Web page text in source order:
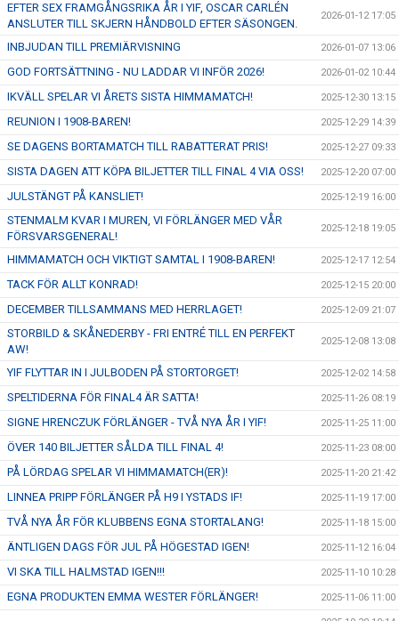
EFTER SEX FRAMGÅNGSRIKA ÅR I YIF, OSCAR CARLÉN
ANSLUTER TILL SKJERN HÅNDBOLD EFTER SÄSONGEN.
2026-01-12 17:05
INBJUDAN TILL PREMIÄRVISNING 2026-01-07 13:06
GOD FORTSÄTTNING - NU LADDAR VI INFÖR 2026! 2026-01-02 10:44
IKVÄLL SPELAR VI ÅRETS SISTA HIMMAMATCH! 2025-12-30 13:15
REUNION I 1908-BAREN! 2025-12-29 14:39
SE DAGENS BORTAMATCH TILL RABATTERAT PRIS! 2025-12-27 09:33
SISTA DAGEN ATT KÖPA BILJETTER TILL FINAL 4 VIA OSS! 2025-12-20 07:00
JULSTÄNGT PÅ KANSLIET! 2025-12-19 16:00
STENMALM KVAR I MUREN, VI FÖRLÄNGER MED VÅR
FÖRSVARSGENERAL!
2025-12-18 19:05
HIMMAMATCH OCH VIKTIGT SAMTAL I 1908-BAREN! 2025-12-17 12:54
TACK FÖR ALLT KONRAD! 2025-12-15 20:00
DECEMBER TILLSAMMANS MED HERRLAGET! 2025-12-09 21:07
STORBILD & SKÅNEDERBY - FRI ENTRÉ TILL EN PERFEKT
AW!
2025-12-08 13:08
YIF FLYTTAR IN I JULBODEN PÅ STORTORGET! 2025-12-02 14:58
SPELTIDERNA FÖR FINAL4 ÄR SATTA! 2025-11-26 08:19
SIGNE HRENCZUK FÖRLÄNGER - TVÅ NYA ÅR I YIF! 2025-11-25 11:00
ÖVER 140 BILJETTER SÅLDA TILL FINAL 4! 2025-11-23 08:00
PÅ LÖRDAG SPELAR VI HIMMAMATCH(ER)! 2025-11-20 21:42
LINNEA PRIPP FÖRLÄNGER PÅ H9 I YSTADS IF! 2025-11-19 17:00
TVÅ NYA ÅR FÖR KLUBBENS EGNA STORTALANG! 2025-11-18 15:00
ÄNTLIGEN DAGS FÖR JUL PÅ HÖGESTAD IGEN! 2025-11-12 16:04
VI SKA TILL HALMSTAD IGEN!!! 2025-11-10 10:28
EGNA PRODUKTEN EMMA WESTER FÖRLÄNGER! 2025-11-06 11:00